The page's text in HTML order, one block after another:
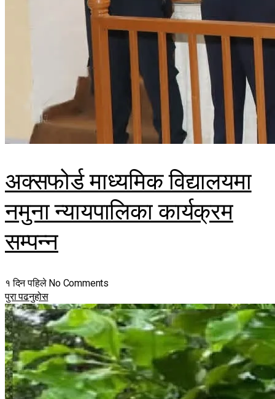
अक्सफोर्ड माध्यमिक विद्यालयमा
नमुना न्यायपालिका कार्यक्रम
सम्पन्न
१ दिन पहिले No Comments
पुरा पढनुहोस